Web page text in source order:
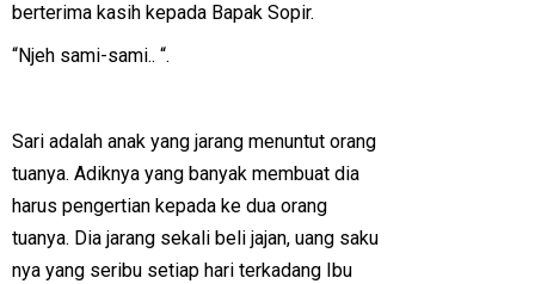
berterima kasih kepada Bapak Sopir.
“Njeh sami-sami.. “.
Sari adalah anak yang jarang menuntut orang
tuanya. Adiknya yang banyak membuat dia
harus pengertian kepada ke dua orang
tuanya. Dia jarang sekali beli jajan, uang saku
nya yang seribu setiap hari terkadang Ibu